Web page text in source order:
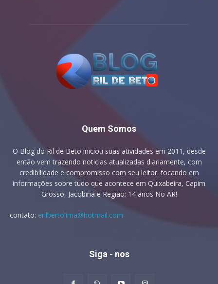
Quem Somos
O Blog do Ril de Beto iniciou suas atividades em 2011, desde
então vem trazendo noticias atualizadas diariamente, com
credibilidade e compromisso com seu leitor. focando em
informações sobre tudo que acontece em Quixabeira, Capim
Grosso, Jacobina e Região; 14 anos No AR!
contato: erilbertolima@hotmail.com
Siga - nos